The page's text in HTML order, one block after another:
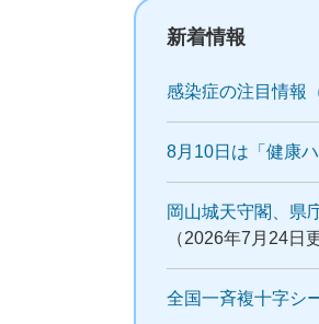
新着情報
感染症の注目情報
8月10日は「健康
岡山城天守閣、県
（2026年7月24日
全国一斉複十字シ